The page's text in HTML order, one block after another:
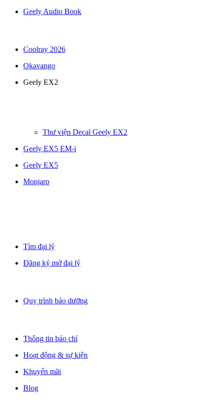
Geely Audio Book
Coolray 2026
Okavango
Geely EX2
Thư viện Decal Geely EX2
Geely EX5 EM-i
Geely EX5
Monjaro
Tìm đại lý
Đăng ký mở đại lý
Quy trình bảo dưỡng
Thông tin báo chí
Hoạt động & sự kiện
Khuyến mãi
Blog